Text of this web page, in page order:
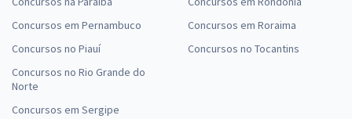
Concursos em Pernambuco
Concursos no Piauí
Concursos no Rio Grande do
Norte
Concursos em Sergipe
Concursos em Roraima
Concursos no Tocantins